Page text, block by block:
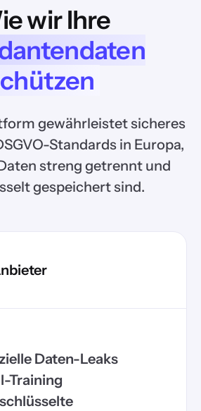
wir Ihre
gewährleistet sicheres
Standards in Europa,
streng getrennt und
gespeichert sind.
Daten-Leaks
Training